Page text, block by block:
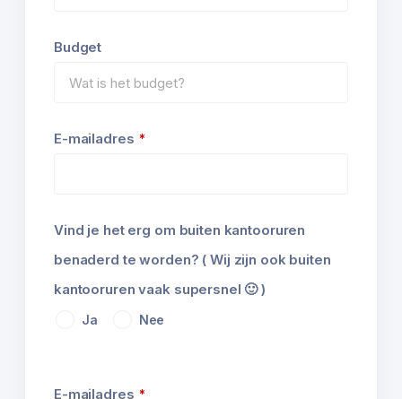
Budget
E-mailadres *
Vind je het erg om buiten kantooruren
benaderd te worden? ( Wij zijn ook buiten
kantooruren vaak supersnel 🙂 )
Ja Nee
Contact
E-mailadres *